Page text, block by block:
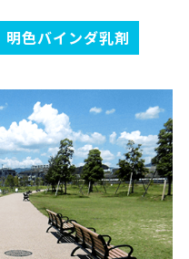
明色バインダ乳剤